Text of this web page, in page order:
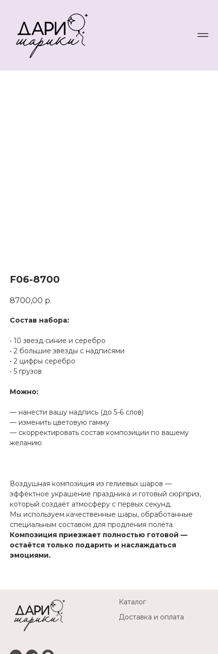
F06-8700
8700,00 р.
Состав набора:
• 10 звезд синие и серебро
• 2 большие звезды с надписями
• 2 цифры серебро
• 5 грузов
Можно:
— нанести вашу надпись (до 5-6 слов)
— изменить цветовую гамму
— скорректировать состав композиции по вашему
желанию
Воздушная композиция из гелиевых шаров —
эффектное украшение праздника и готовый сюрприз,
который создаёт атмосферу с первых секунд.
Мы используем качественные шары, обработанные
специальным составом для продления полёта.
Композиция приезжает полностью готовой —
остаётся только подарить и наслаждаться
эмоциями.
Каталог
Доставка и оплата